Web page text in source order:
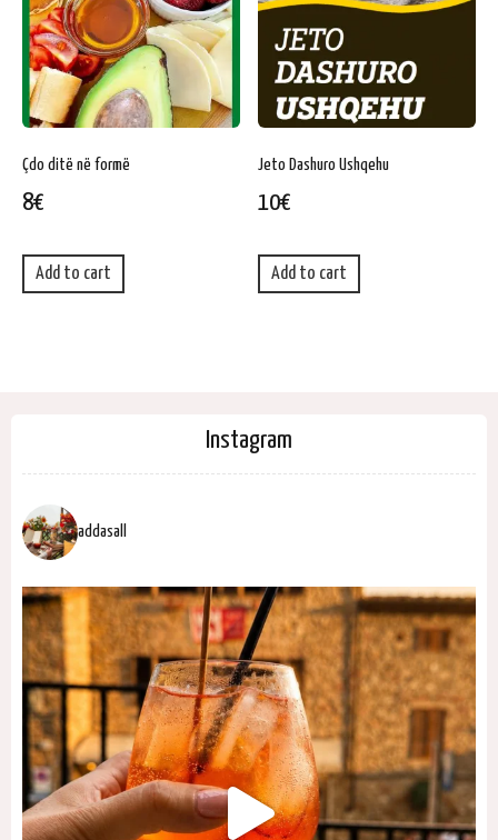
Çdo ditë në formë
8€
Add to cart
Jeto Dashuro Ushqehu
10€
Add to cart
Instagram
addasall